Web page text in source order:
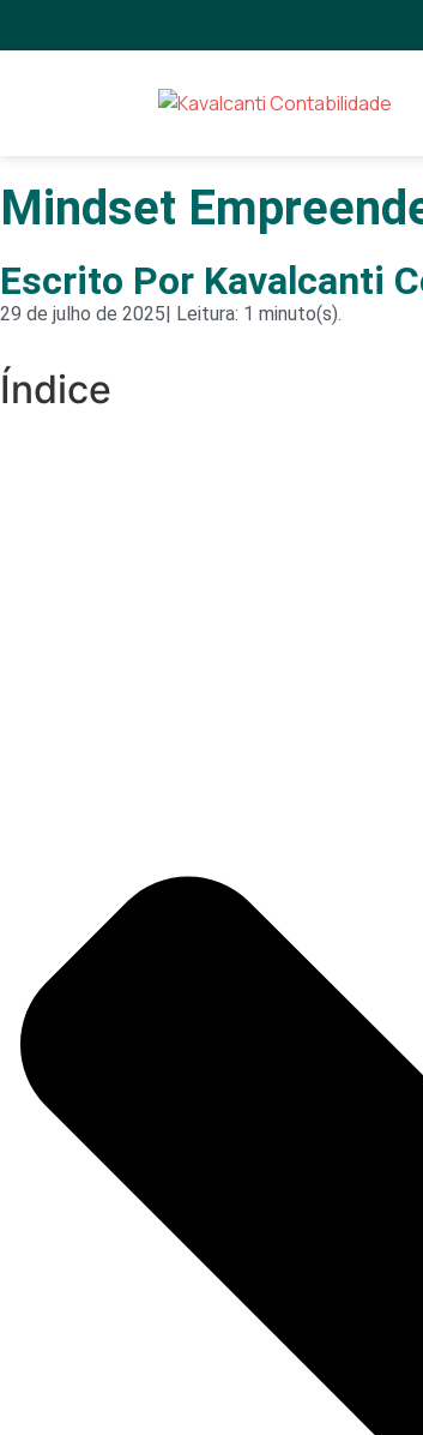
Mindset
Escrito Por Kavalcanti
29 de julho de 2025| Leitura: 1 minuto(s).
Índice